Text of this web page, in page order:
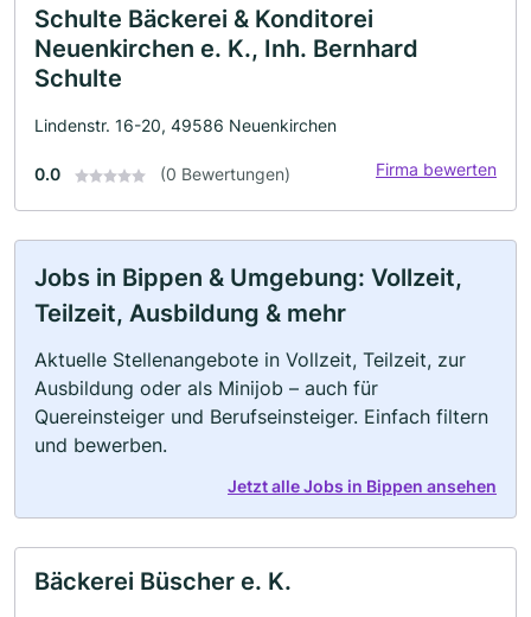
Schulte Bäckerei & Konditorei
Neuenkirchen e. K., Inh. Bernhard
Schulte
Lindenstr. 16-20, 49586 Neuenkirchen
0.0 (0 Bewertungen) Firma bewerten
Jobs in Bippen & Umgebung: Vollzeit,
Teilzeit, Ausbildung & mehr
Aktuelle Stellenangebote in Vollzeit, Teilzeit, zur
Ausbildung oder als Minijob – auch für
Quereinsteiger und Berufseinsteiger. Einfach filtern
und bewerben.
Jetzt alle Jobs in Bippen ansehen
Bäckerei Büscher e. K.